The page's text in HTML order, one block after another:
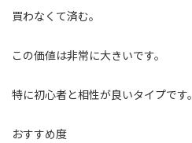
買わなくて済む。
この価値は非常に大きいです。
特に初心者と相性が良いタイプです。
おすすめ度